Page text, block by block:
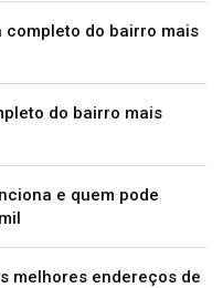
completo do bairro mais
do bairro mais
e quem pode
melhores endereços de